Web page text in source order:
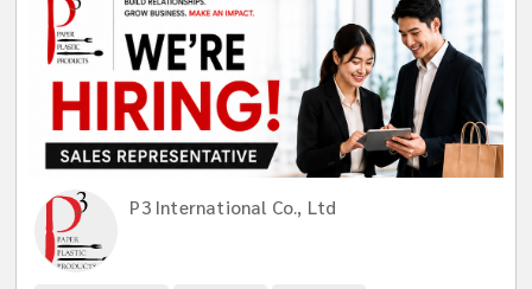
P3 International Co., Ltd